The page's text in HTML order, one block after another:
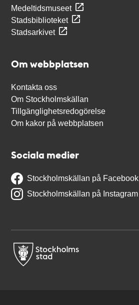
Medeltidsmuseet
Stadsbiblioteket
Stadsarkivet
Om webbplatsen
Kontakta oss
Om Stockholmskällan
Tillgänglighetsredogörelse
Om kakor på webbplatsen
Sociala medier
Stockholmskällan på Facebook
Stockholmskällan på Instagram